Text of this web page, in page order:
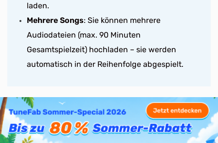
laden.
Mehrere Songs: Sie können mehrere
Audiodateien (max. 90 Minuten
Gesamtspielzeit) hochladen – sie werden
automatisch in der Reihenfolge abgespielt.
FAQs zum Thema Kreativ Tonie
bespielen mit Spotify